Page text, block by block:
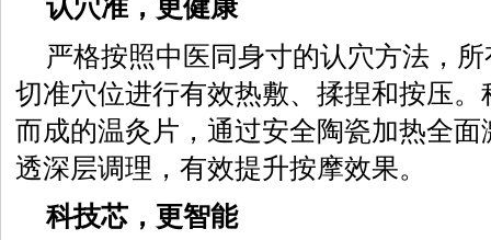
认穴准，更健康
严格按照中医同身寸的认穴方法，
切准穴位进行有效热敷、揉捏和按压
而成的温灸片，通过安全陶瓷加热全
透深层调理，有效提升按摩效果。
科技芯，更智能